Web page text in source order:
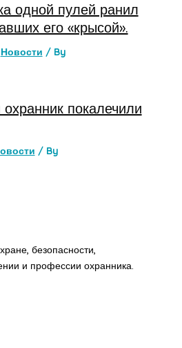
одной пулей ранил
его «крысой».
Новости / By
покалечили
/ By
безопасности,
и профессии охранника.